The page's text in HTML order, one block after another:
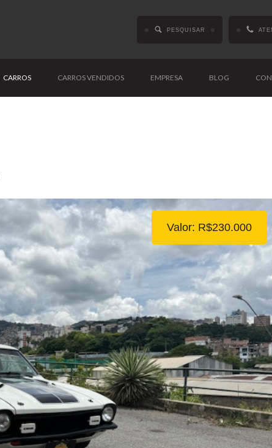
PESQUISAR
CARROS CARROS VENDIDOS EMPRESA BLOG
Valor: R$230.000